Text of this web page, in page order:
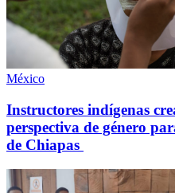
México
Instructores indígenas
perspectiva de género
de Chiapas